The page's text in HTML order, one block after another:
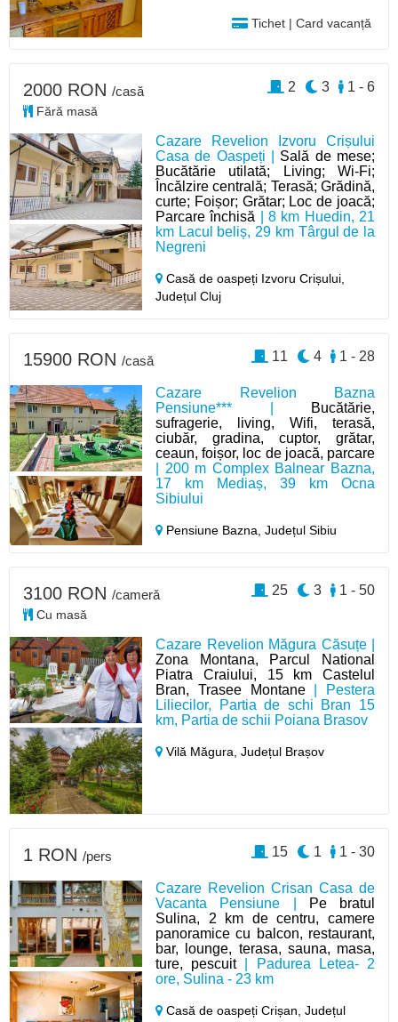
Tichet | Card vacanță
Cazare Revelion Izvoru Crișului
Casa de Oaspeți | Sală de mese;
Bucătărie utilată; Living; Wi-Fi;
Încălzire centrală; Terasă; Grădină,
curte; Foișor; Grătar; Loc de joacă;
Parcare închisă | 8 km Huedin, 21
km Lacul beliș, 29 km Târgul de la
Negreni
Casă de oaspeți Izvoru Crișului,
Județul Cluj
2000 RON /casă
Fără masă
1 - 6
3
2
Cazare Revelion Bazna
Pensiune*** |
Bucătărie,
sufragerie, living, Wifi, terasă,
ciubăr, gradina, cuptor, grătar,
ceaun, foișor, loc de joacă, parcare
| 200 m Complex Balnear Bazna,
17 km Mediaș, 39 km Ocna
Sibiului
Pensiune Bazna,Județul Sibiu
15900 RON /casă 1 - 28
4
11
Cazare Revelion Măgura Căsuțe |
Zona Montana, Parcul National
Piatra Craiului, 15 km Castelul
Bran, Trasee Montane| Pestera
Liliecilor, Partia de schi Bran 15
km, Partia de schii Poiana Brasov
Vilă Măgura,Județul Brașov
3100 RON /cameră
Cu masă
1 - 50
3
25
Cazare Revelion Crisan Casa de
Vacanta Pensiune |
Pe bratul
Sulina, 2 km de centru, camere
panoramice cu balcon, restaurant,
bar, lounge, terasa, sauna, masa,
ture, pescuit| Padurea Letea- 2
ore, Sulina - 23 km
Casă de oaspeți Crișan,Județul
1 RON /pers 1 - 30
1
15